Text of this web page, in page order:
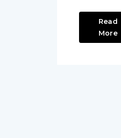
Read
More